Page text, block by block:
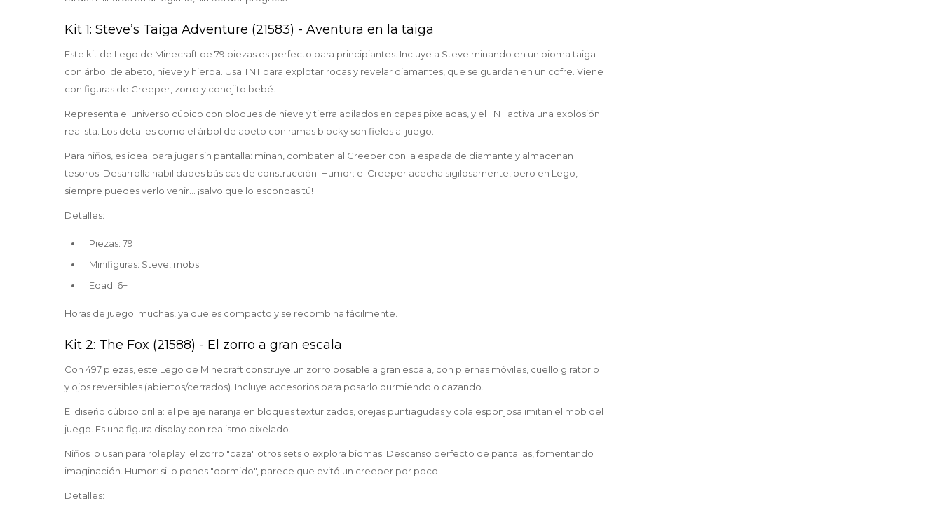
Kit 1: Steve’s Taiga Adventure (21583) - Aventura en la taiga
Este kit de Lego de Minecraft de 79 piezas es perfecto para principiantes. Incluye a Steve minando en un bioma taiga
con árbol de abeto, nieve y hierba. Usa TNT para explotar rocas y revelar diamantes, que se guardan en un cofre. Viene
con figuras de Creeper, zorro y conejito bebé.
Representa el universo cúbico con bloques de nieve y tierra apilados en capas pixeladas, y el TNT activa una explosión
realista. Los detalles como el árbol de abeto con ramas blocky son fieles al juego.
Para niños, es ideal para jugar sin pantalla: minan, combaten al Creeper con la espada de diamante y almacenan
tesoros. Desarrolla habilidades básicas de construcción. Humor: el Creeper acecha sigilosamente, pero en Lego,
siempre puedes verlo venir... ¡salvo que lo escondas tú!
Detalles:
Piezas: 79
Minifiguras: Steve, mobs
Edad: 6+
Horas de juego: muchas, ya que es compacto y se recombina fácilmente.
Kit 2: The Fox (21588) - El zorro a gran escala
Con 497 piezas, este Lego de Minecraft construye un zorro posable a gran escala, con piernas móviles, cuello giratorio
y ojos reversibles (abiertos/cerrados). Incluye accesorios para posarlo durmiendo o cazando.
El diseño cúbico brilla: el pelaje naranja en bloques texturizados, orejas puntiagudas y cola esponjosa imitan el mob del
juego. Es una figura display con realismo pixelado.
Niños lo usan para roleplay: el zorro "caza" otros sets o explora biomas. Descanso perfecto de pantallas, fomentando
imaginación. Humor: si lo pones "dormido", parece que evitó un creeper por poco.
Detalles: